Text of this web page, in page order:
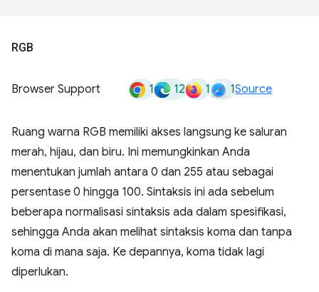
RGB
Browser Support 1 12 1 1Source
Ruang warna RGB memiliki akses langsung ke saluran
merah, hijau, dan biru. Ini memungkinkan Anda
menentukan jumlah antara 0 dan 255 atau sebagai
persentase 0 hingga 100. Sintaksis ini ada sebelum
beberapa normalisasi sintaksis ada dalam spesifikasi,
sehingga Anda akan melihat sintaksis koma dan tanpa
koma di mana saja. Ke depannya, koma tidak lagi
diperlukan.